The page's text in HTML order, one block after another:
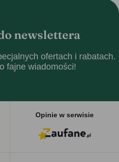
newslettera
ofertach i rabatach.
fajne wiadomości!
Opinie w serwisie